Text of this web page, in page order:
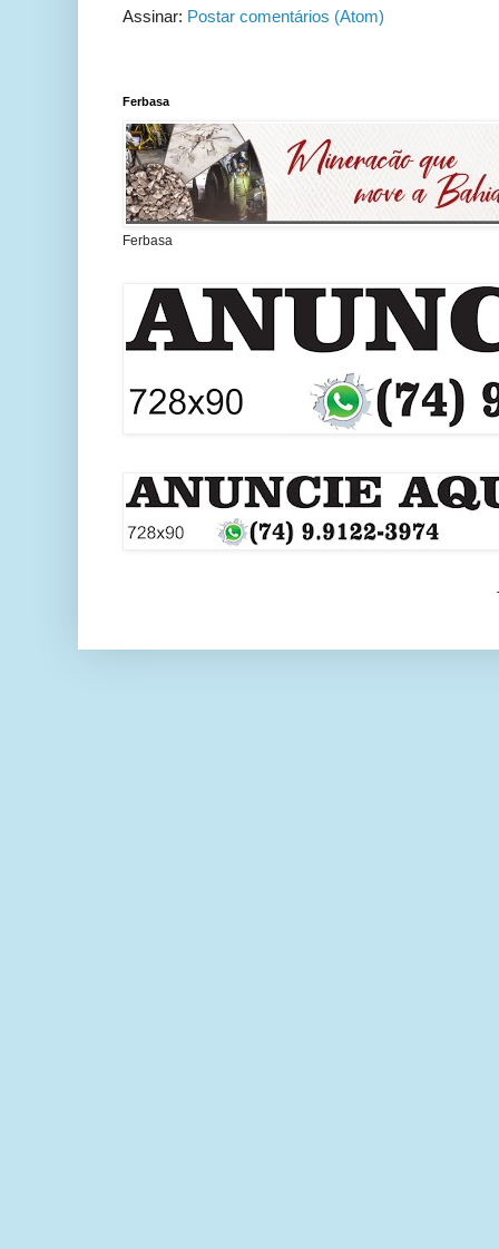
Assinar: Postar comentários (Atom)
Ferbasa
Ferbasa